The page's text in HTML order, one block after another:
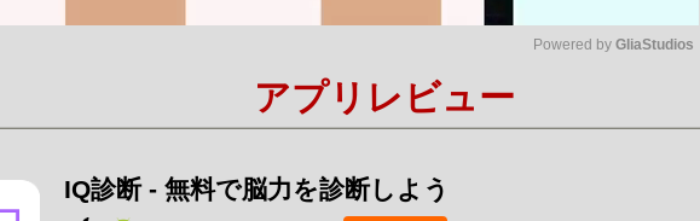
Powered by GliaStudios
アプリレビュー
IQ診断 - 無料で脳力を診断しよう